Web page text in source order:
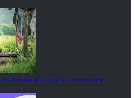
preside ai tempi del coronavirus